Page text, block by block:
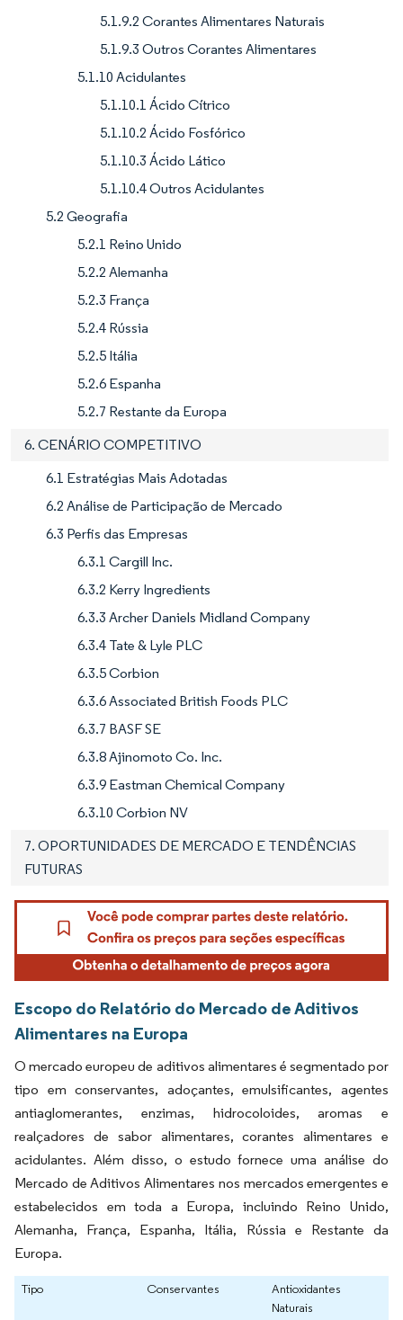
5.1.9.2 Corantes Alimentares Naturais
5.1.9.3 Outros Corantes Alimentares
5.1.10 Acidulantes
5.1.10.1 Ácido Cítrico
5.1.10.2 Ácido Fosfórico
5.1.10.3 Ácido Lático
5.1.10.4 Outros Acidulantes
5.2 Geografia
5.2.1 Reino Unido
5.2.2 Alemanha
5.2.3 França
5.2.4 Rússia
5.2.5 Itália
5.2.6 Espanha
5.2.7 Restante da Europa
6. CENÁRIO COMPETITIVO
6.1 Estratégias Mais Adotadas
6.2 Análise de Participação de Mercado
6.3 Perfis das Empresas
6.3.1 Cargill Inc.
6.3.2 Kerry Ingredients
6.3.3 Archer Daniels Midland Company
6.3.4 Tate & Lyle PLC
6.3.5 Corbion
6.3.6 Associated British Foods PLC
6.3.7 BASF SE
6.3.8 Ajinomoto Co. Inc.
6.3.9 Eastman Chemical Company
6.3.10 Corbion NV
7. OPORTUNIDADES DE MERCADO E TENDÊNCIAS
FUTURAS
Escopo do Relatório do Mercado de Aditivos
Alimentares na Europa
O mercado europeu de aditivos alimentares é segmentado por
tipo em conservantes, adoçantes, emulsificantes, agentes
antiaglomerantes, enzimas, hidrocoloides, aromas e
realçadores de sabor alimentares, corantes alimentares e
acidulantes. Além disso, o estudo fornece uma análise do
Mercado de Aditivos Alimentares nos mercados emergentes e
estabelecidos em toda a Europa, incluindo Reino Unido,
Alemanha, França, Espanha, Itália, Rússia e Restante da
Europa.
Tipo Conservantes
Antioxidantes
Naturais